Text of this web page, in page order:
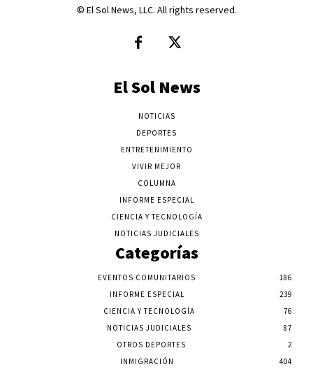
© El Sol News, LLC. All rights reserved.
El Sol News
NOTICIAS
DEPORTES
ENTRETENIMIENTO
VIVIR MEJOR
COLUMNA
INFORME ESPECIAL
CIENCIA Y TECNOLOGÍA
NOTICIAS JUDICIALES
Categorías
EVENTOS COMUNITARIOS
186
INFORME ESPECIAL
239
CIENCIA Y TECNOLOGÍA
76
NOTICIAS JUDICIALES
87
OTROS DEPORTES
2
INMIGRACIÓN
404